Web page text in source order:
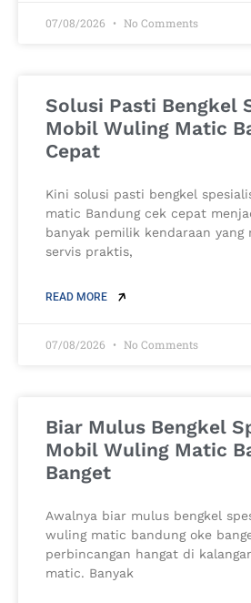
07/08/2026 No Comments
Solusi Pasti Bengkel
Mobil Wuling Matic
Cepat
Kini solusi pasti bengkel
matic Bandung cek cepat
banyak pemilik kendaraan yang
servis praktis,
READ MORE
07/08/2026 No Comments
Biar Mulus Bengkel
Mobil Wuling Matic
Banget
Awalnya biar mulus bengkel
wuling matic bandung oke
perbincangan hangat di
matic. Banyak